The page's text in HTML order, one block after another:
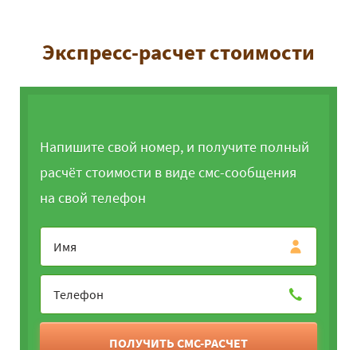
Экспресс-расчет стоимости
Напишите свой номер, и получите полный
расчёт стоимости в виде смс-сообщения
на свой телефон
ПОЛУЧИТЬ СМС-РАСЧЕТ